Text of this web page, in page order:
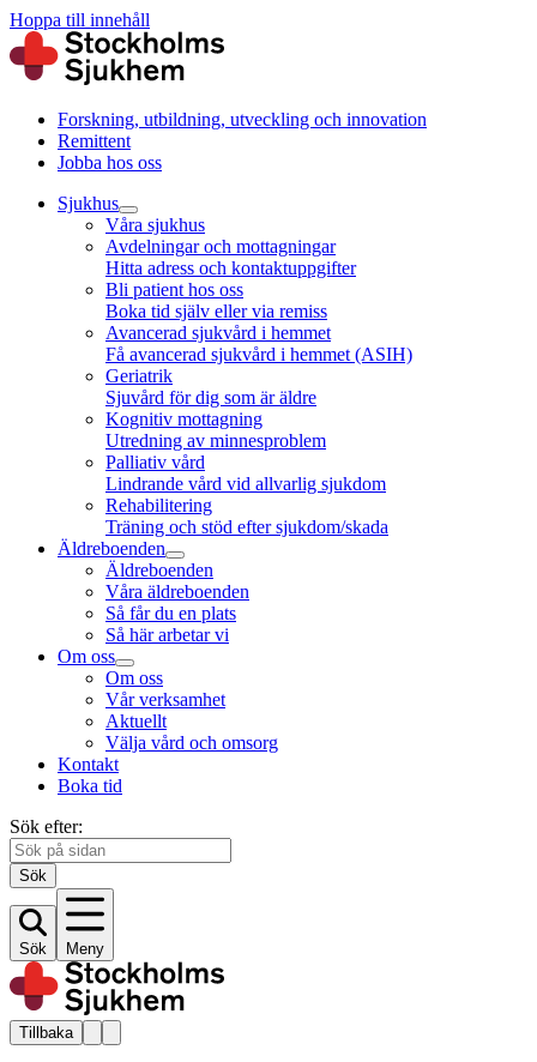
Hoppa till innehåll
Forskning, utbildning, utveckling och innovation
Remittent
Jobba hos oss
Sjukhus
Våra sjukhus
Avdelningar och mottagningar
Hitta adress och kontaktuppgifter
Bli patient hos oss
Boka tid själv eller via remiss
Avancerad sjukvård i hemmet
Få avancerad sjukvård i hemmet (ASIH)
Geriatrik
Sjuvård för dig som är äldre
Kognitiv mottagning
Utredning av minnesproblem
Palliativ vård
Lindrande vård vid allvarlig sjukdom
Rehabilitering
Träning och stöd efter sjukdom/skada
Äldreboenden
Äldreboenden
Våra äldreboenden
Så får du en plats
Så här arbetar vi
Om oss
Om oss
Vår verksamhet
Aktuellt
Välja vård och omsorg
Kontakt
Boka tid
Sök efter:
Sök
Sök Meny
Tillbaka